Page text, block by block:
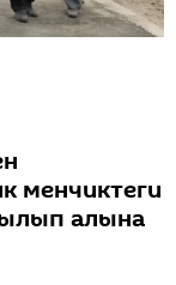
менчиктеги
алына